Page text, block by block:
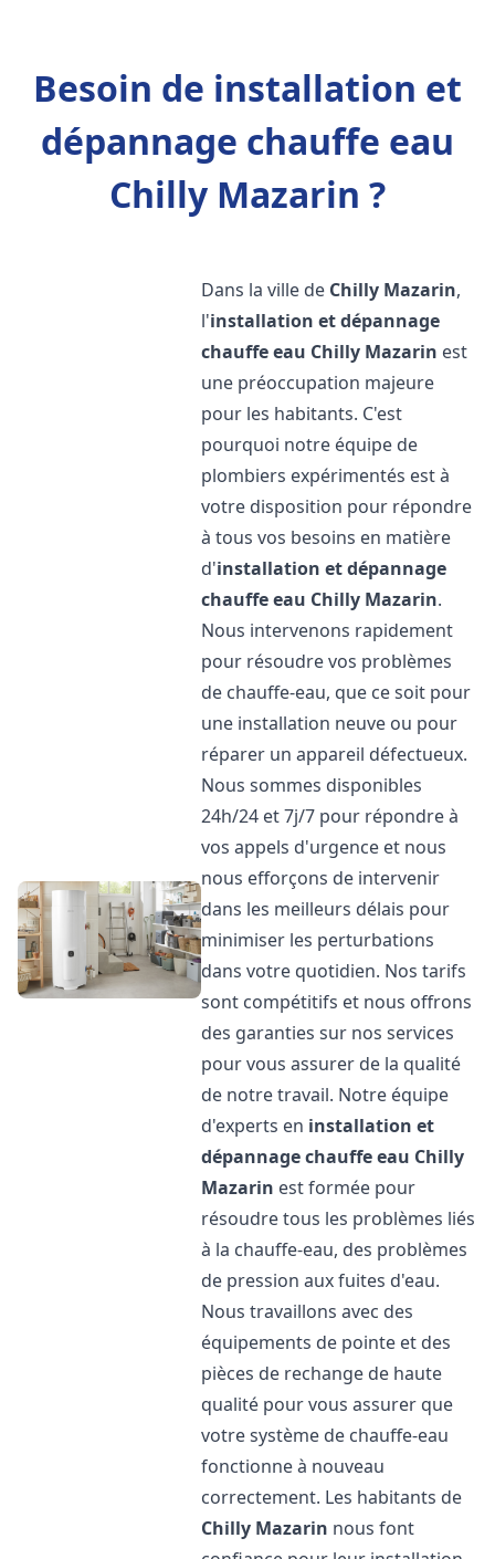
Besoin de installation et
dépannage chauffe eau
Chilly Mazarin ?
Dans la ville de Chilly Mazarin,
l'installation et dépannage
chauffe eau Chilly Mazarin est
une préoccupation majeure
pour les habitants. C'est
pourquoi notre équipe de
plombiers expérimentés est à
votre disposition pour répondre
à tous vos besoins en matière
d'installation et dépannage
chauffe eau Chilly Mazarin.
Nous intervenons rapidement
pour résoudre vos problèmes
de chauffe-eau, que ce soit pour
une installation neuve ou pour
réparer un appareil défectueux.
Nous sommes disponibles
24h/24 et 7j/7 pour répondre à
vos appels d'urgence et nous
nous efforçons de intervenir
dans les meilleurs délais pour
minimiser les perturbations
dans votre quotidien. Nos tarifs
sont compétitifs et nous offrons
des garanties sur nos services
pour vous assurer de la qualité
de notre travail. Notre équipe
d'experts en installation et
dépannage chauffe eau Chilly
Mazarin est formée pour
résoudre tous les problèmes liés
à la chauffe-eau, des problèmes
de pression aux fuites d'eau.
Nous travaillons avec des
équipements de pointe et des
pièces de rechange de haute
qualité pour vous assurer que
votre système de chauffe-eau
fonctionne à nouveau
correctement. Les habitants de
Chilly Mazarin nous font